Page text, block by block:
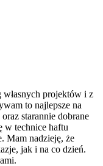
własnych projektów i z
to najlepsze na
starannie dobrane
w technice haftu
Mam nadzieję, że
jak i na co dzień.